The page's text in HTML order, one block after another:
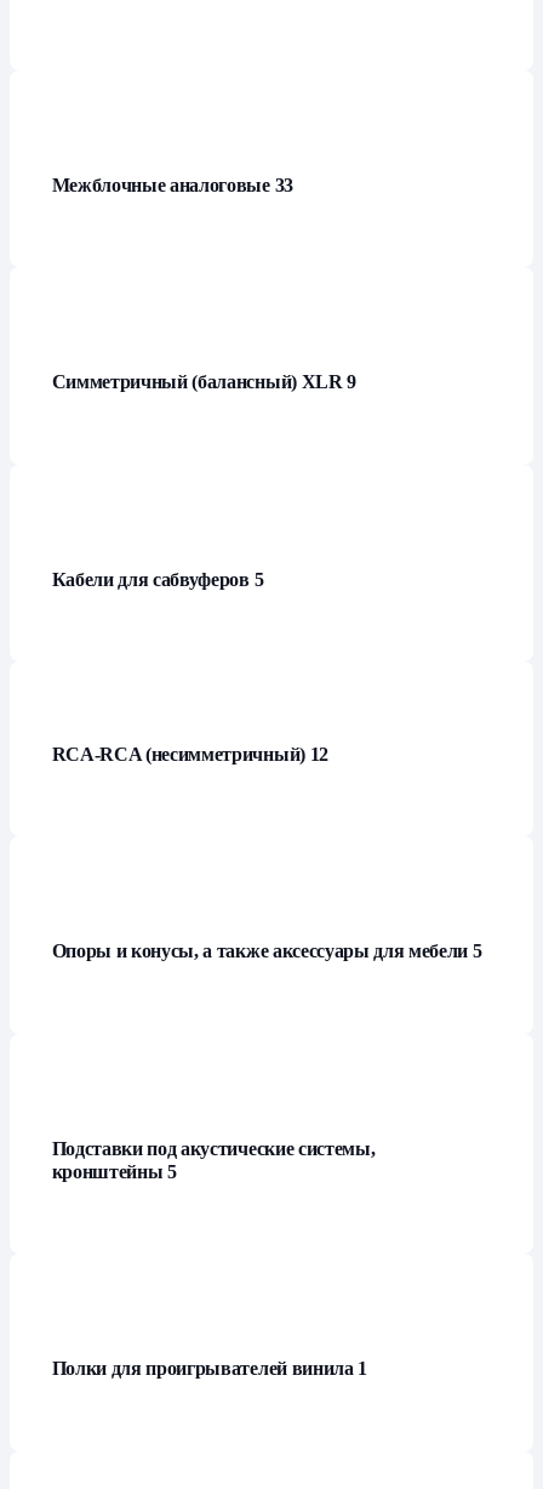
Межблочные аналоговые 33
Симметричный (балансный) XLR9
Кабели для сабвуферов 5
RCA-RCA (несимметричный) 12
Опоры и конусы, а также аксессуары для мебели 5
Подставки под акустические системы,
кронштейны5
Полки для проигрывателей винила 1